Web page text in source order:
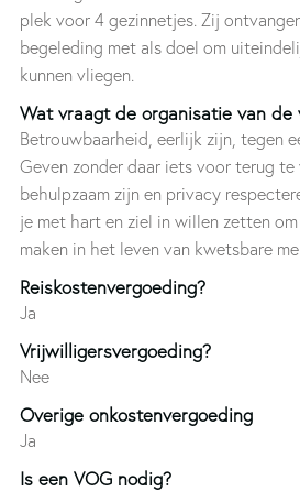
plek voor 4 gezinnetjes. Zij
begeleding met als doel om
kunnen vliegen.
Wat vraagt de organisatie van de
Betrouwbaarheid, eerlijk zijn, tegen
Geven zonder daar iets voor terug te
behulpzaam zijn en privacy
je met hart en ziel in willen zetten
maken in het leven van kwetsbare
Reiskostenvergoeding?
Ja
Vrijwilligersvergoeding?
Nee
Overige onkostenvergoeding
Ja
Is een VOG nodig?